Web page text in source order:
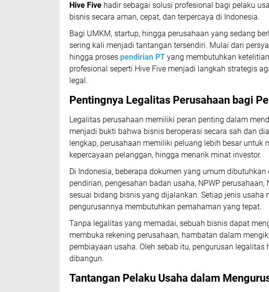
Hive Five hadir sebagai solusi profesional bagi pelaku
bisnis secara aman, cepat, dan terpercaya di Indonesia.
Bagi UMKM, startup, hingga perusahaan yang sedang
sering kali menjadi tantangan tersendiri. Mulai dari
hingga proses pendirian PT yang membutuhkan
profesional seperti Hive Five menjadi langkah strategis
legal.
Pentingnya Legalitas Perusahaan bagi
Legalitas perusahaan memiliki peran penting dalam
menjadi bukti bahwa bisnis beroperasi secara sah dan
lengkap, perusahaan memiliki peluang lebih besar untuk
kepercayaan pelanggan, hingga menarik minat investor.
Di Indonesia, beberapa dokumen yang umum
pendirian, pengesahan badan usaha, NPWP
sesuai bidang bisnis yang dijalankan. Setiap jenis
pengurusannya membutuhkan pemahaman yang tepat.
Tanpa legalitas yang memadai, sebuah bisnis dapat
membuka rekening perusahaan, hambatan dalam
pembiayaan usaha. Oleh sebab itu, pengurusan
dibangun.
Tantangan Pelaku Usaha dalam